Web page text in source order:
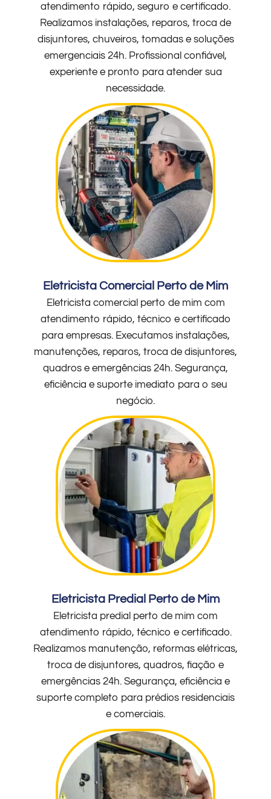
atendimento rápido, seguro e certificado.
Realizamos instalações, reparos, troca de
disjuntores, chuveiros, tomadas e soluções
emergenciais 24h. Profissional confiável,
experiente e pronto para atender sua
necessidade.
Eletricista Comercial Perto de Mim
Eletricista comercial perto de mim com
atendimento rápido, técnico e certificado
para empresas. Executamos instalações,
manutenções, reparos, troca de disjuntores,
quadros e emergências 24h. Segurança,
eficiência e suporte imediato para o seu
negócio.
Eletricista Predial Perto de Mim
Eletricista predial perto de mim com
atendimento rápido, técnico e certificado.
Realizamos manutenção, reformas elétricas,
troca de disjuntores, quadros, fiação e
emergências 24h. Segurança, eficiência e
suporte completo para prédios residenciais
e comerciais.